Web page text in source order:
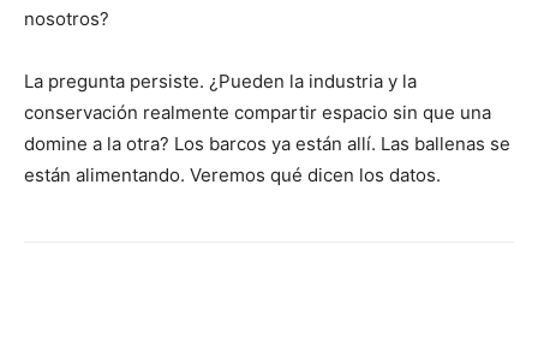
nosotros?
La pregunta persiste. ¿Pueden la industria y la
conservación realmente compartir espacio sin que una
domine a la otra? Los barcos ya están allí. Las ballenas se
están alimentando. Veremos qué dicen los datos.